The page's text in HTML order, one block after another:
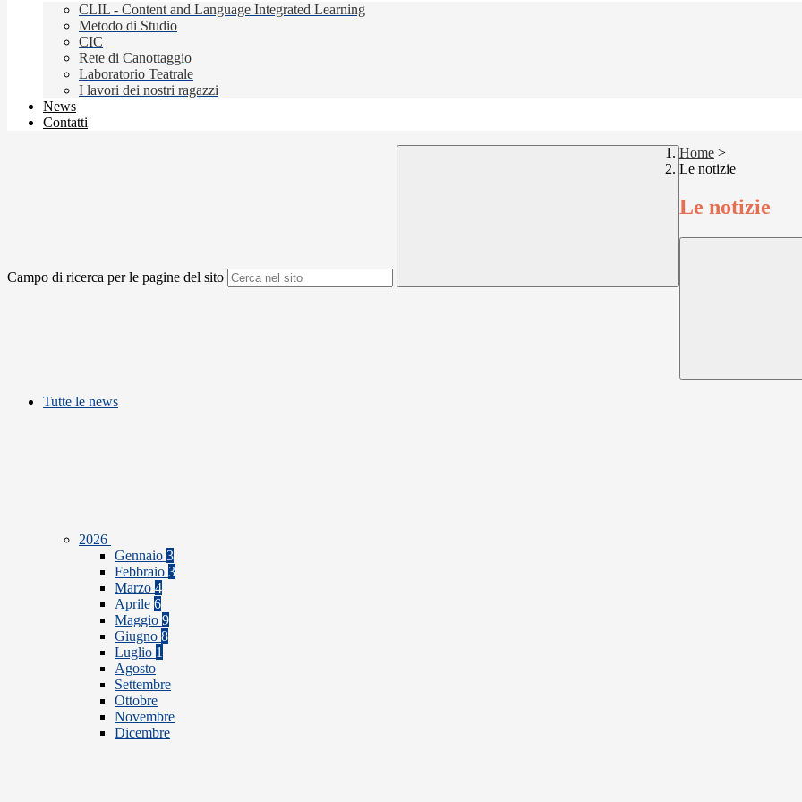
CLIL - Content and Language Integrated Learning
Metodo di Studio
CIC
Rete di Canottaggio
Laboratorio Teatrale
I lavori dei nostri ragazzi
News
Contatti
Campo di ricerca per le pagine del sito
Home >
Le notizie
Le notizie
Tutte le news
2026
Gennaio 3
Febbraio 3
Marzo 4
Aprile 6
Maggio 9
Giugno 8
Luglio 1
Agosto
Settembre
Ottobre
Novembre
Dicembre